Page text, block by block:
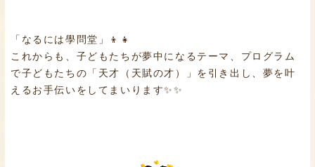
「なるには學問堂」👦👧
これからも、子どもたちが夢中になるテーマ、プログラム
で子どもたちの「天才（天賦の才）」を引き出し、夢を叶
えるお手伝いをしてまいります✨✨